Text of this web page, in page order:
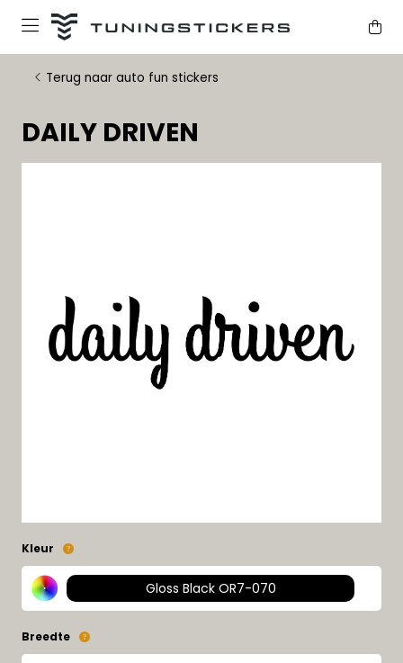
Terug naar auto fun stickers
DAILY DRIVEN
Kleur
Gloss Black OR7-070
Breedte